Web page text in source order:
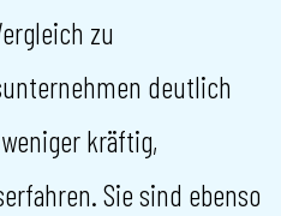
zu
deutlich
kräftig,
Sie sind ebenso